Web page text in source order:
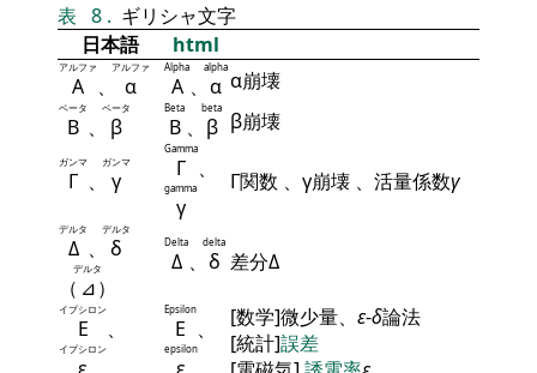
表 8 . ギリシャ文字
日本語
html
Α
アルファ
、 α
アルファ
Α
Alpha
、 α
alpha
α崩壊
Β
ベータ
、 β
ベータ
Β
Beta
、 β
beta
β崩壊
Γ
ガンマ
、 γ
ガンマ Γ
Gamma
、
γ
gamma Γ関数 、γ崩壊 、活量係数γ
Δ
デルタ
、 δ
デルタ
（ ⊿
デルタ
）
Δ
Delta
、 δ
delta
差分Δ
Ε
イプシロン
、
イプシロン
Ε
Epsilon
、
epsilon
[数学]微少量、 ε-δ論法
[統計]誤差